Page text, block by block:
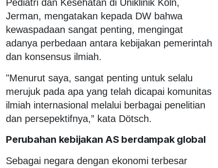
Pediatri dan Kesehatan di Uniklinik Köln,
Jerman, mengatakan kepada DW bahwa
kewaspadaan sangat penting, mengingat
adanya perbedaan antara kebijakan pemerintah
dan konsensus ilmiah.
"Menurut saya, sangat penting untuk selalu
merujuk pada apa yang telah dicapai komunitas
ilmiah internasional melalui berbagai penelitian
dan persepektifnya,” kata Dötsch.
Perubahan kebijakan AS berdampak global
Sebagai negara dengan ekonomi terbesar